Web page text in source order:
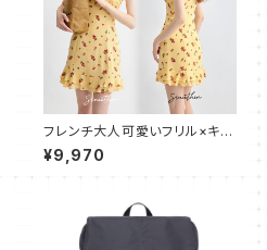
フレンチ大人可愛いフリル×キャ
ミワンピース ショート
¥9,970